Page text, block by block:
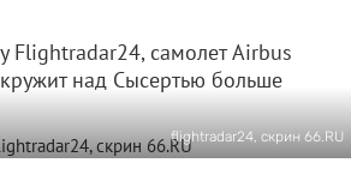
Flightradar24, самолет Airbus
над Сысертью больше
flightradar24, скрин 66.RU